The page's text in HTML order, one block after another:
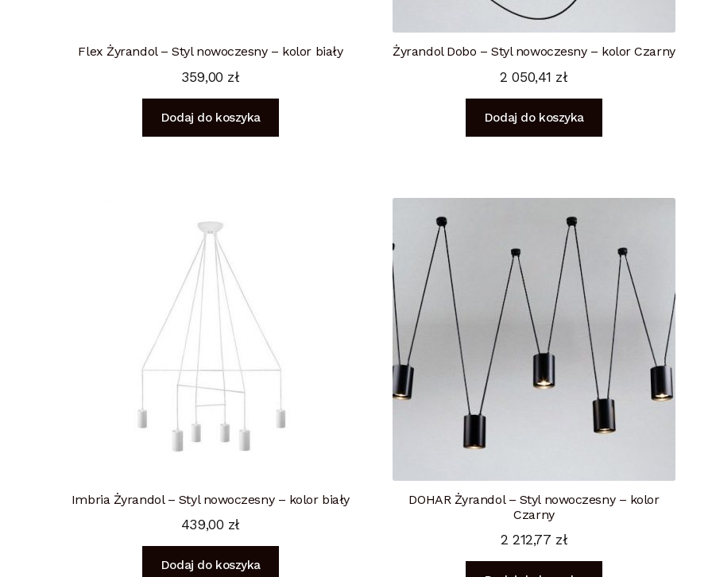
Flex Żyrandol – Styl nowoczesny – kolor biały
359,00 zł
Dodaj do koszyka
Żyrandol Dobo – Styl nowoczesny – kolor Czarny
2 050,41 zł
Dodaj do koszyka
Imbria Żyrandol – Styl nowoczesny – kolor biały
439,00 zł
Dodaj do koszyka
DOHAR Żyrandol – Styl nowoczesny – kolor
Czarny
2 212,77 zł